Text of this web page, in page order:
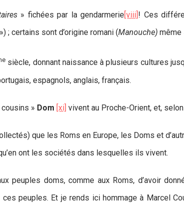
» fichées par la gendarmerie [viii] ! Ces
; certains sont d’origine romani (Manouche) même
siècle, donnant naissance à plusieurs cultures
espagnols, anglais, français.
» Dom [xi] vivent au Proche-Orient, et,
que les Roms en Europe, les Doms et
ont les sociétés dans lesquelles ils vivent.
peuples doms, comme aux Roms, d’avoir
peuples. Et je rends ici hommage à Marcel